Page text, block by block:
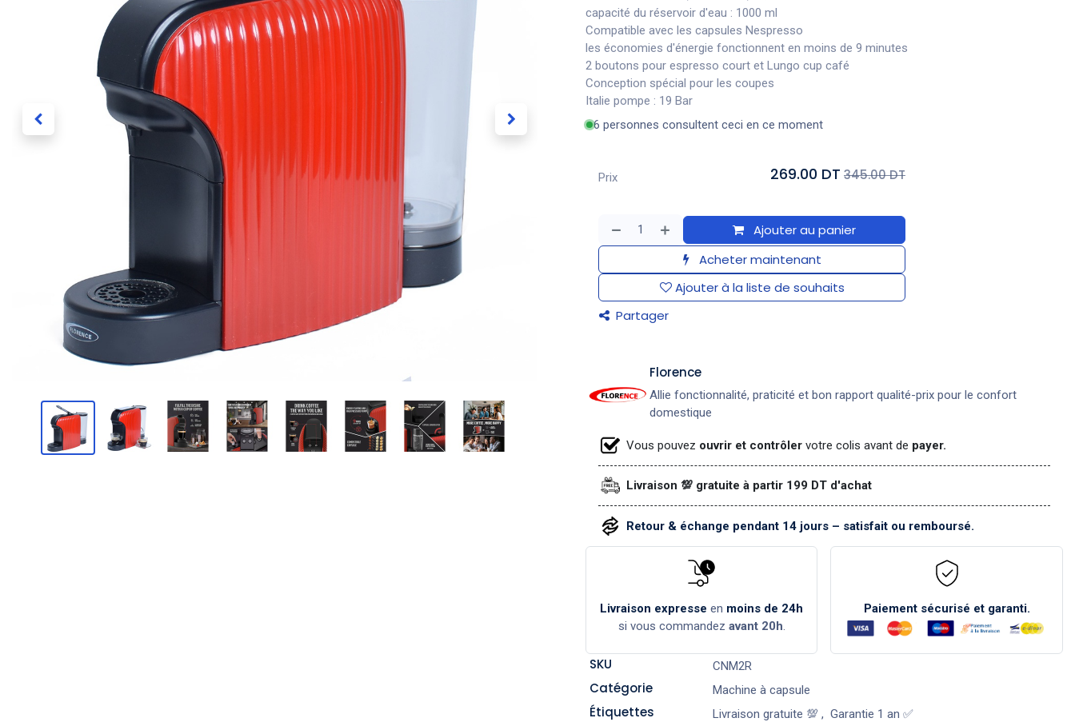
capacité du réservoir d'eau : 1000 ml
Compatible avec les capsules Nespresso
les économies d'énergie fonctionnent en moins de 9 minutes
2 boutons pour espresso court et Lungo cup café
Conception spécial pour les coupes
Italie pompe : 19 Bar
6 personnes consultent ceci en ce moment
Ajouter au panier
Acheter maintenant
Ajouter à la liste de souhaits
Partager
Prix 269.00 DT 345.00 DT
​Florence
Allie fonctionnalité, praticité et bon rapport qualité-prix pour le confort
domestique
Vous pouvez ouvrir et contrôler votre colis avant de payer.
Livraison 💯 gratuite à partir 199 DT d'achat
Retour & échange pendant 14 jours – satisfait ou remboursé.
Livraison expresse en moins de 24h
si vous commandez avant 20h.
Paiement sécurisé et garanti.
SKU CNM2R
Catégorie Machine à capsule
Étiquettes Livraison gratuite 💯 , Garantie 1 an ✅